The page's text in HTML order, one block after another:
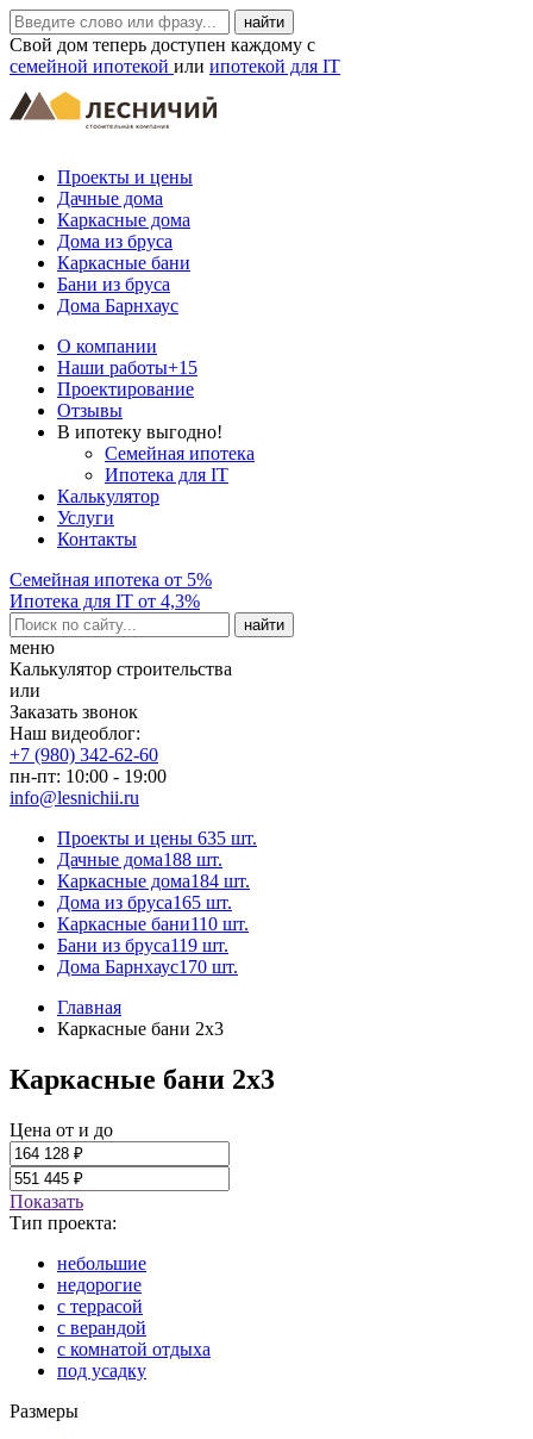
Свой дом теперь доступен каждому с
семейной ипотекой или ипотекой для IT
Проекты и цены
Дачные дома
Каркасные дома
Дома из бруса
Каркасные бани
Бани из бруса
Дома Барнхаус
О компании
Наши работы+15
Проектирование
Отзывы
В ипотеку выгодно!
Семейная ипотека
Ипотека для IT
Калькулятор
Услуги
Контакты
Семейная ипотека от 5%
Ипотека для IT от 4,3%
меню
Калькулятор строительства
или
Заказать звонок
Наш видеоблог:
+7 (980) 342-62-60
пн-пт: 10:00 - 19:00
info@lesnichii.ru
Проекты и цены 635 шт.
Дачные дома188 шт.
Каркасные дома184 шт.
Дома из бруса165 шт.
Каркасные бани110 шт.
Бани из бруса119 шт.
Дома Барнхаус170 шт.
Главная
Каркасные бани 2x3
Каркасные бани 2x3
Цена от и до
Показать
Тип проекта:
небольшие
недорогие
с террасой
с верандой
с комнатой отдыха
под усадку
Размеры